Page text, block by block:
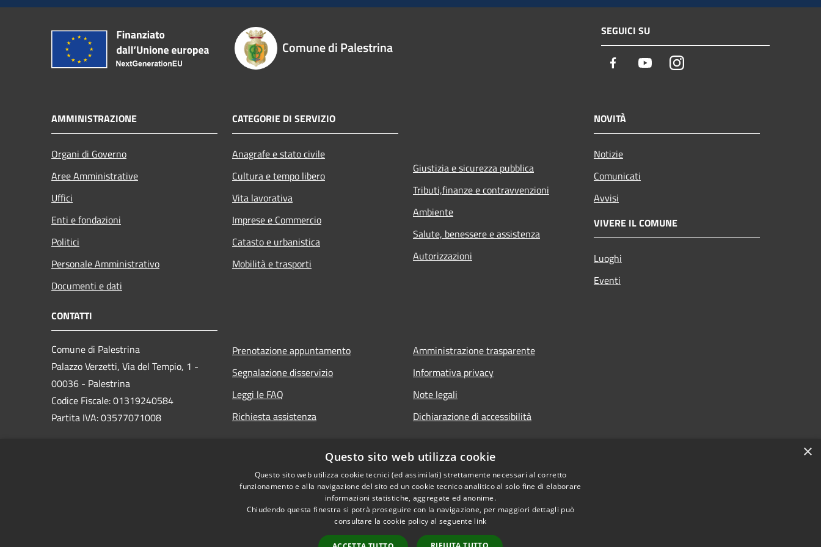
Comune di Palestrina
SEGUICI SU
Facebook YoutubeInstagram
AMMINISTRAZIONE
Organi di Governo
Aree Amministrative
Uffici
Enti e fondazioni
Politici
Personale Amministrativo
Documenti e dati
CATEGORIE DI SERVIZIO
Anagrafe e stato civile
Cultura e tempo libero
Vita lavorativa
Imprese e Commercio
Catasto e urbanistica
Mobilità e trasporti
Giustizia e sicurezza pubblica
Tributi,finanze e contravvenzioni
Ambiente
Salute, benessere e assistenza
Autorizzazioni
NOVITÀ
Notizie
Comunicati
Avvisi
VIVERE IL COMUNE
Luoghi
Eventi
CONTATTI
Comune di Palestrina
Palazzo Verzetti, Via del Tempio, 1 -
00036 - Palestrina
Codice Fiscale: 01319240584
Partita IVA: 03577071008
Prenotazione appuntamento
Segnalazione disservizio
Leggi le FAQ
Richiesta assistenza
Amministrazione trasparente
Informativa privacy
Note legali
Dichiarazione di accessibilità
×
Questo sito web utilizza cookie
Questo sito web utilizza cookie tecnici (ed assimilati) strettamente necessari al corretto
funzionamento e alla navigazione del sito ed un cookie tecnico analitico al solo fine di elaborare
informazioni statistiche, aggregate ed anonime.
Chiudendo questa finestra si potrà proseguire con la navigazione, per maggiori dettagli può
consultare la cookie policy al seguente link